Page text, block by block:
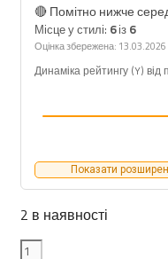
🔴 Помітно нижче
Місце у стилі: 6із 6
Оцінка збережена: 13.03.2026
Динаміка рейтингу (Y)
Показати
2 в наявності
Flasker